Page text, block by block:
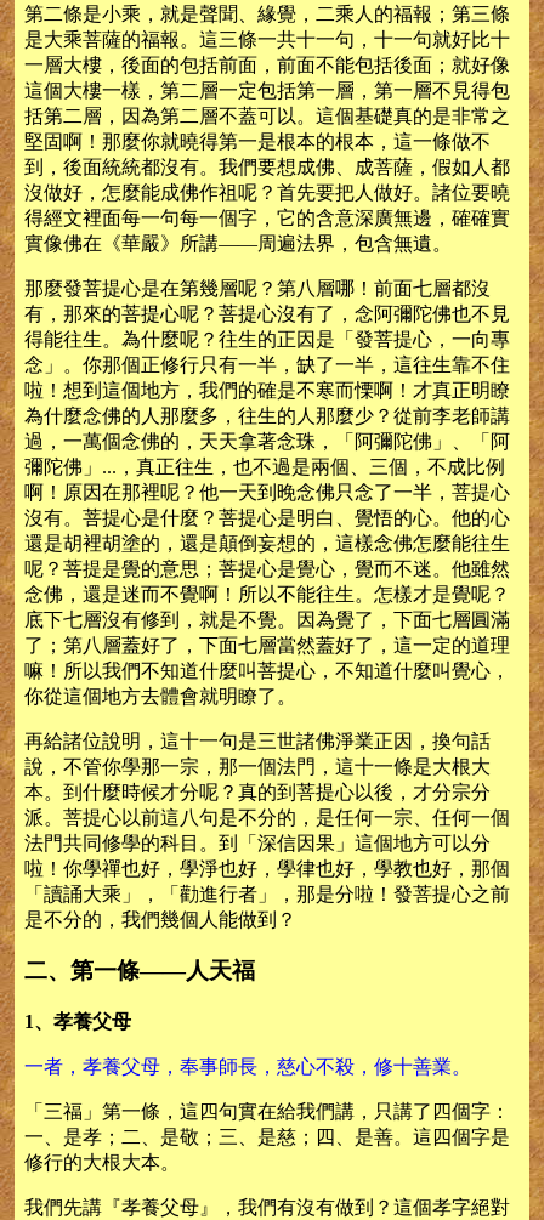
第二條是小乘，就是聲聞、緣覺，二乘人的福報；第三條
是大乘菩薩的福報。這三條一共十一句，十一句就好比十
一層大樓，後面的包括前面，前面不能包括後面；就好像
這個大樓一樣，第二層一定包括第一層，第一層不見得包
括第二層，因為第二層不蓋可以。這個基礎真的是非常之
堅固啊！那麼你就曉得第一是根本的根本，這一條做不
到，後面統統都沒有。我們要想成佛、成菩薩，假如人都
沒做好，怎麼能成佛作祖呢？首先要把人做好。諸位要曉
得經文裡面每一句每一個字，它的含意深廣無邊，確確實
實像佛在《華嚴》所講——周遍法界，包含無遺。
那麼發菩提心是在第幾層呢？第八層哪！前面七層都沒
有，那來的菩提心呢？菩提心沒有了，念阿彌陀佛也不見
得能往生。為什麼呢？往生的正因是「發菩提心，一向專
念」。你那個正修行只有一半，缺了一半，這往生靠不住
啦！想到這個地方，我們的確是不寒而慄啊！才真正明瞭
為什麼念佛的人那麼多，往生的人那麼少？從前李老師講
過，一萬個念佛的，天天拿著念珠，「阿彌陀佛」、「阿
彌陀佛」...，真正往生，也不過是兩個、三個，不成比例
啊！原因在那裡呢？他一天到晚念佛只念了一半，菩提心
沒有。菩提心是什麼？菩提心是明白、覺悟的心。他的心
還是胡裡胡塗的，還是顛倒妄想的，這樣念佛怎麼能往生
呢？菩提是覺的意思；菩提心是覺心，覺而不迷。他雖然
念佛，還是迷而不覺啊！所以不能往生。怎樣才是覺呢？
底下七層沒有修到，就是不覺。因為覺了，下面七層圓滿
了；第八層蓋好了，下面七層當然蓋好了，這一定的道理
嘛！所以我們不知道什麼叫菩提心，不知道什麼叫覺心，
你從這個地方去體會就明瞭了。
再給諸位說明，這十一句是三世諸佛淨業正因，換句話
說，不管你學那一宗，那一個法門，這十一條是大根大
本。到什麼時候才分呢？真的到菩提心以後，才分宗分
派。菩提心以前這八句是不分的，是任何一宗、任何一個
法門共同修學的科目。到「深信因果」這個地方可以分
啦！你學禪也好，學淨也好，學律也好，學教也好，那個
「讀誦大乘」，「勸進行者」，那是分啦！發菩提心之前
是不分的，我們幾個人能做到？
二、第一條——人天福
1、孝養父母
一者，孝養父母，奉事師長，慈心不殺，修十善業。
「三福」第一條，這四句實在給我們講，只講了四個字：
一、是孝；二、是敬；三、是慈；四、是善。這四個字是
修行的大根大本。
我們先講『孝養父母』，我們有沒有做到？這個孝字絕對